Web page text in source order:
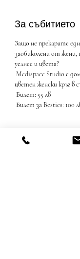
За събитието
Защо не прекарате
заобиколени от
уелнес и цветя?
цветен женски кръг в
Билет: 55 лв
Билет за Besties: 100